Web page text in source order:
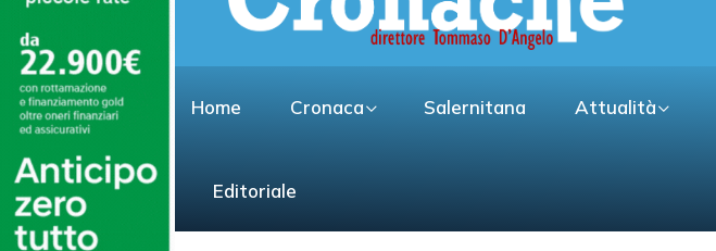
Home Cronaca Salernitana Attualità
Editoriale